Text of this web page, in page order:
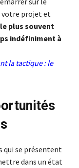
votre projet et
plus souvent
indéfiniment à
la tactique : le
qui se présentent
dans un état